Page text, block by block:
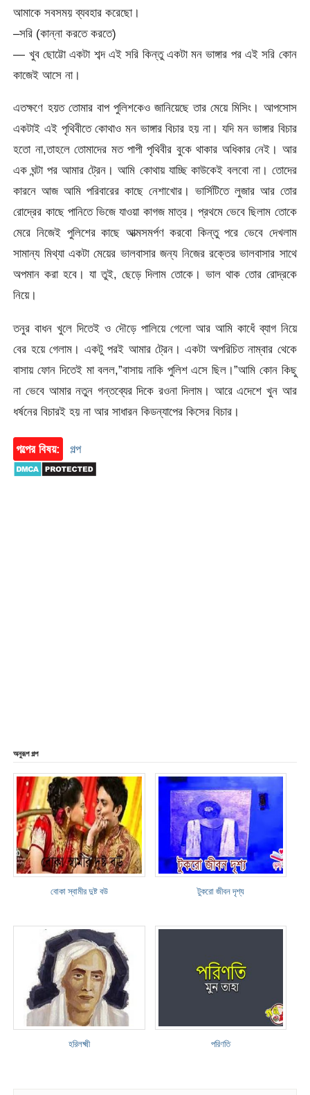
আমাকে সবসময় ব্যবহার করেছো।
–সরি (কান্না করতে করতে)
— খুব ছোট্টো একটা শব্দ এই সরি কিন্তু একটা মন ভাঙ্গার পর এই সরি কোন
কাজেই আসে না।
এতক্ষণে হয়ত তোমার বাপ পুলিশকেও জানিয়েছে তার মেয়ে মিসিং। আপসোস
একটাই এই পৃথিবীতে কোথাও মন ভাঙ্গার বিচার হয় না। যদি মন ভাঙ্গার বিচার
হতো না,তাহলে তোমাদের মত পাপী পৃথিবীর বুকে থাকার অধিকার নেই। আর
এক ঘন্টা পর আমার ট্রেন। আমি কোথায় যাচ্ছি কাউকেই বলবো না। তোদের
কারনে আজ আমি পরিবারের কাছে নেশাখোর। ভার্সিটিতে লুজার আর তোর
রোদ্রের কাছে পানিতে ভিজে যাওয়া কাগজ মাত্র। প্রথমে ভেবে ছিলাম তোকে
মেরে নিজেই পুলিশের কাছে আত্মসমর্পণ করবো কিন্তু পরে ভেবে দেখলাম
সামান্য মিথ্যা একটা মেয়ের ভালবাসার জন্য নিজের রক্তের ভালবাসার সাথে
অপমান করা হবে। যা তুই, ছেড়ে দিলাম তোকে। ভাল থাক তোর রোদ্রকে
নিয়ে।
তনুর বাধন খুলে দিতেই ও দৌড়ে পালিয়ে গেলো আর আমি কাধেঁ ব্যাগ নিয়ে
বের হয়ে গেলাম। একটু পরই আমার ট্রেন। একটা অপরিচিত নাম্বার থেকে
বাসায় ফোন দিতেই মা বলল,”বাসায় নাকি পুলিশ এসে ছিল।”আমি কোন কিছু
না ভেবে আমার নতুন গন্তব্যের দিকে রওনা দিলাম। আরে এদেশে খুন আর
ধর্ষনের বিচারই হয় না আর সাধারন কিডন্যাপের কিসের বিচার।
গল্পের বিষয়: গল্প
অনুরূপ গল্প
বোকা স্বামীর দুষ্ট বউ টুকরো জীবন দৃশ্য
হরিলক্ষ্মী পরিণতি